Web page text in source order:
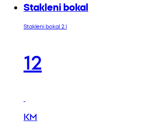
Stakleni bokal
Stakleni bokal 2 l
12
KM